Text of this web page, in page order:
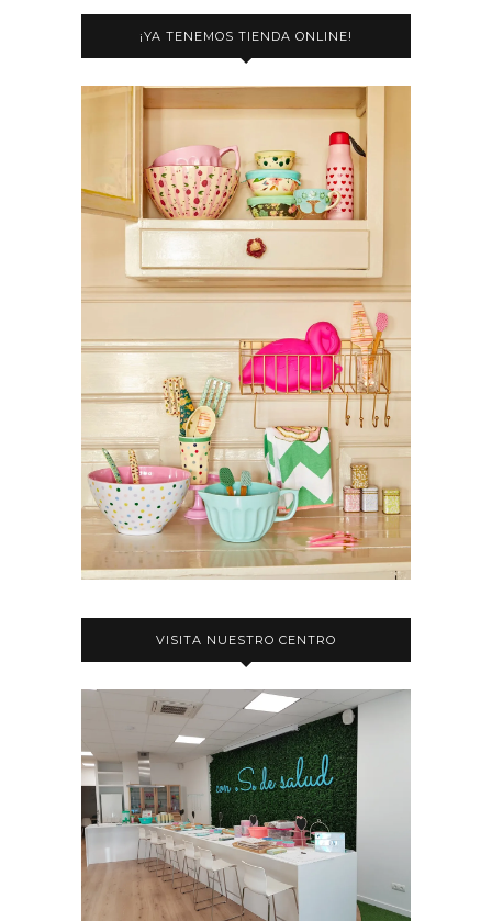
¡YA TENEMOS TIENDA ONLINE!
VISITA NUESTRO CENTRO